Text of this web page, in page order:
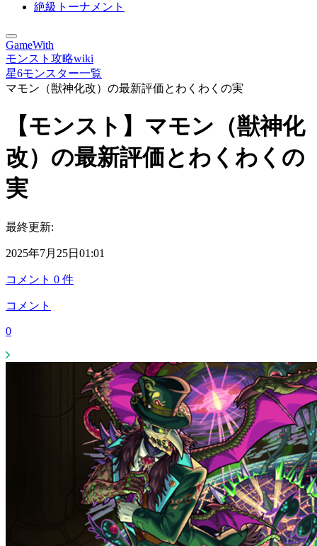
絶級トーナメント
GameWith
モンスト攻略wiki
星6モンスター一覧
マモン（獣神化改）の最新評価とわくわくの実
【モンスト】マモン（獣神化
改）の最新評価とわくわくの
実
最終更新:
2025年7月25日01:01
コメント 0 件
コメント
0